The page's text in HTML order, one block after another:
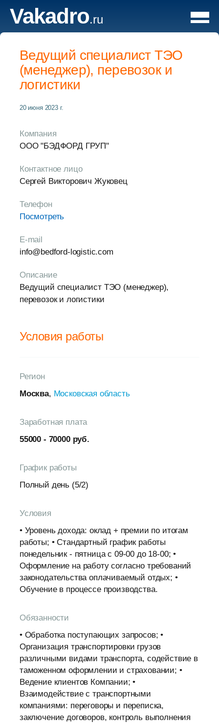
Vakadro.ru
Ведущий специалист ТЭО
(менеджер), перевозок и
логистики
20 июня 2023 г.
Компания
ООО "БЭДФОРД ГРУП"
Контактное лицо
Сергей Викторович Жуковец
Телефон
Посмотреть
E-mail
info@bedford-logistic.com
Описание
Ведущий специалист ТЭО (менеджер),
перевозок и логистики
Условия работы
Регион
Москва, Московская область
Заработная плата
55000 - 70000 руб.
График работы
Полный день (5/2)
Условия
• Уровень дохода: оклад + премии по итогам
работы; • Стандартный график работы
понедельник - пятница с 09-00 до 18-00; •
Оформление на работу согласно требований
законодательства оплачиваемый отдых; •
Обучение в процессе производства.
Обязанности
• Обработка поступающих запросов; •
Организация транспортировки грузов
различными видами транспорта, содействие в
таможенном оформлении и страховании; •
Ведение клиентов Компании; •
Взаимодействие с транспортными
компаниями: переговоры и переписка,
заключение договоров, контроль выполнения